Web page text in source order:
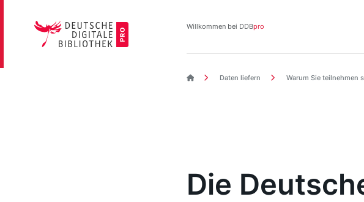
Willkommen bei DDBpro
DDBpro Startseite
Daten liefern Warum Sie teilnehmen
Die